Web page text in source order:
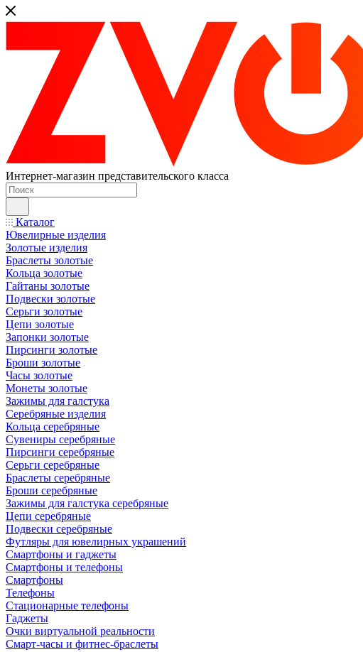
Интернет-магазин представительского класса
Каталог
Ювелирные изделия
Золотые изделия
Браслеты золотые
Кольца золотые
Гайтаны золотые
Подвески золотые
Серьги золотые
Цепи золотые
Запонки золотые
Пирсинги золотые
Броши золотые
Часы золотые
Монеты золотые
Зажимы для галстука
Серебряные изделия
Кольца серебряные
Сувениры серебряные
Пирсинги серебряные
Серьги серебряные
Браслеты серебряные
Броши серебряные
Зажимы для галстука серебряные
Цепи серебряные
Подвески серебряные
Футляры для ювелирных украшений
Смартфоны и гаджеты
Смартфоны и телефоны
Смартфоны
Телефоны
Стационарные телефоны
Гаджеты
Очки виртуальной реальности
Смарт-часы и фитнес-браслеты